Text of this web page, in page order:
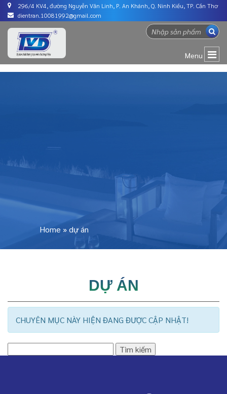
296/4 KV4, đường Nguyễn Văn Linh, P. An Khánh, Q. Ninh Kiều, TP. Cần Thơ
dientran.10081992@gmail.com
Menu
Home »dự án
DỰ ÁN
CHUYÊN MỤC NÀY HIỆN ĐANG ĐƯỢC CẬP NHẬT!
kiếm